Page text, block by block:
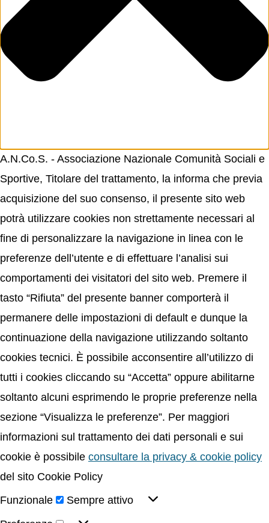
A.N.Co.S. - Associazione Nazionale Comunità Sociali e
Sportive, Titolare del trattamento, la informa che previa
acquisizione del suo consenso, il presente sito web
potrà utilizzare cookies non strettamente necessari al
fine di personalizzare la navigazione in linea con le
preferenze dell’utente e di effettuare l’analisi sui
comportamenti dei visitatori del sito web. Premere il
tasto “Rifiuta” del presente banner comporterà il
permanere delle impostazioni di default e dunque la
continuazione della navigazione utilizzando soltanto
cookies tecnici. È possibile acconsentire all’utilizzo di
tutti i cookies cliccando su “Accetta” oppure abilitarne
soltanto alcuni esprimendo le proprie preferenze nella
sezione “Visualizza le preferenze”. Per maggiori
informazioni sul trattamento dei dati personali e sui
cookie è possibile consultare la privacy & cookie policy
del sito Cookie Policy
Funzionale
Sempre attivo